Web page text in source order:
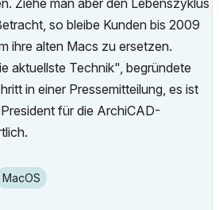
Ziehe man aber den Lebenszyklus
so bleibe Kunden bis 2009
ihre alten Macs zu ersetzen.
aktuellste Technik", begründete
in einer Pressemitteilung, es ist
für die ArchiCAD-
macOS